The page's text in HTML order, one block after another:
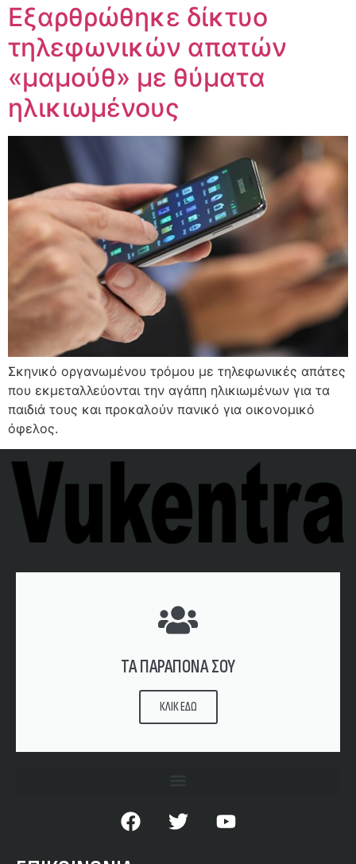
Εξαρθρώθηκε δίκτυο
τηλεφωνικών απατών
«μαμούθ» με θύματα
ηλικιωμένους
Σκηνικό οργανωμένου τρόμου με τηλεφωνικές απάτες
που εκμεταλλεύονται την αγάπη ηλικιωμένων για τα
παιδιά τους και προκαλούν πανικό για οικονομικό
όφελος.
ΤΑ ΠΑΡΑΠΟΝΑ ΣΟΥ
ΚΛΙΚ ΕΔΩ